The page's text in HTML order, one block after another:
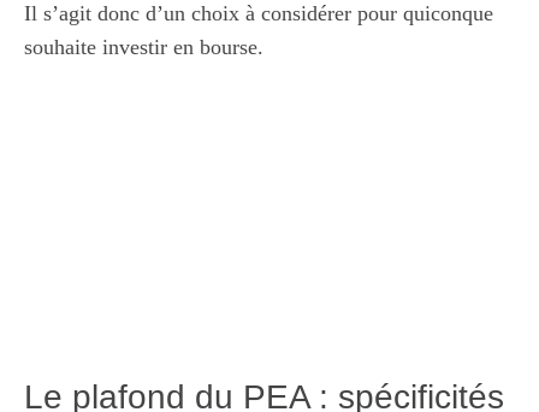
Il s’agit donc d’un choix à considérer pour quiconque
souhaite investir en bourse.
Le plafond du PEA : spécificités